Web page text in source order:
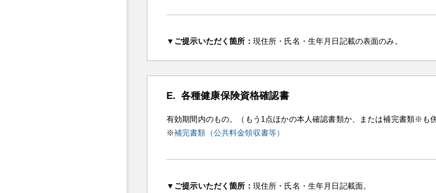
▼ご提示いただく箇所： 現住所・氏名・生年月日記載の表面のみ。
各種健康保険資格確認書
有効期間内のもの。（もう1点ほかの本人確認書類か、または補完書類※も
補完書類（公共料金領収書等）
▼ご提示いただく箇所： 現住所・氏名・生年月日記載面。